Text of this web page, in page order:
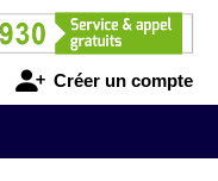
Créer un compte